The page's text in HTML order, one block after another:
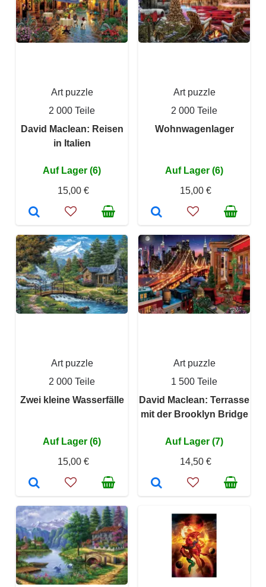
Art puzzle
2 000 Teile
David Maclean: Reisen
in Italien
Auf Lager (6)
15,00 €
Art puzzle
2 000 Teile
Wohnwagenlager
Auf Lager (6)
15,00 €
Art puzzle
2 000 Teile
Zwei kleine Wasserfälle
Auf Lager (6)
15,00 €
Art puzzle
1 500 Teile
David Maclean: Terrasse
mit der Brooklyn Bridge
Auf Lager (7)
14,50 €